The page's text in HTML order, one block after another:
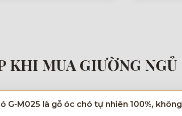
KHI MUA GIƯỜNG
G-M025 là gỗ óc chó tự nhiên 100%,